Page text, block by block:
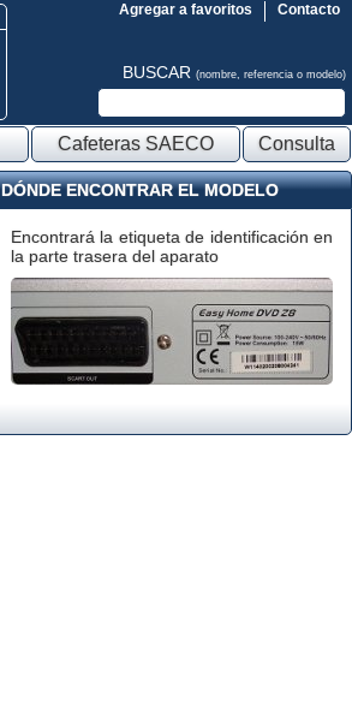
Contacto
Agregar a favoritos
BUSCAR (nombre, referencia o modelo)
Cafeteras SAECO Consulta
DÓNDE ENCONTRAR EL MODELO
Encontrará la etiqueta de identificación en
la parte trasera del aparato